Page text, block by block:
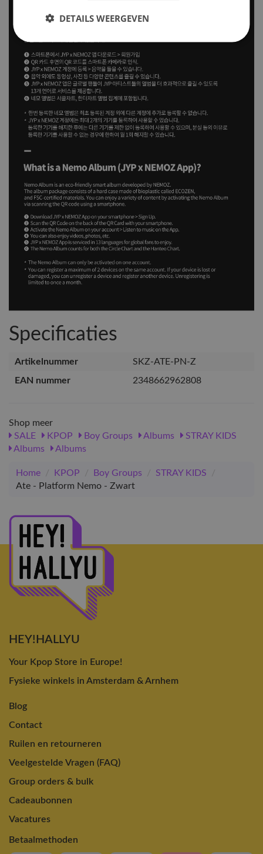
Specificaties
Artikelnummer
SKZ-ATE-PN-Z
EAN nummer
2348662962808
Shop meer
SALE
KPOP Boy Groups Albums
STRAY KIDS
Albums
Albums
Home / KPOP / Boy Groups / STRAY KIDS
/
Ate - Platform Nemo - Zwart
HEY!HALLYU
Your Kpop Store in Europe!
Fysieke winkels in Amsterdam & Arnhem
Blog
Contact
Ruilen en retourneren
Veelgestelde Vragen (FAQ)
Group orders & bulk
Cadeaubonnen
Vacatures
Betaalmethoden
DETAILS WEERGEVEN